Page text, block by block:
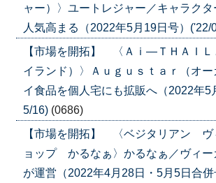
ャー）〉ユートレジャー／キャラク
人気高まる（2022年5月19日号）('22/
【市場を開拓】 〈Ａｉ―ＴＨＡＩＬ
イランド）〉Ａｕｇｕｓｔａｒ（オ
イ食品を個人宅にも拡販へ（2022年5
5/16) (0686)
【市場を開拓】 〈ベジタリアン ヴ
ョップ かるなぁ〉かるなぁ／ヴィー
が運営（2022年4月28日・5月5日合